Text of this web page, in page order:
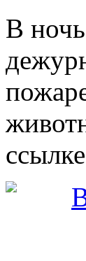
В
ссылке